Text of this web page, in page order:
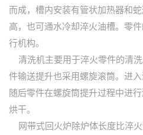
而成，槽内安装有管状加热器和
高，也可通水冷却淬火油槽。零
行机构。
清洗机主要用于淬火零件的清
件输送提升也采用螺旋滚筒。进
随后零件在螺旋筒提升过程中进
烘干。
网带式回火炉除炉体长度比淬